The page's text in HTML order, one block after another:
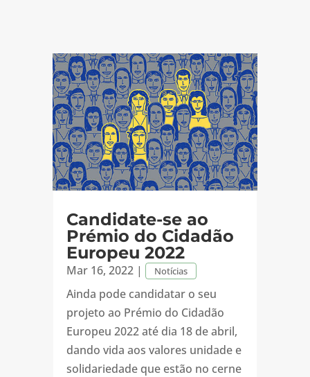
Candidate-se ao
Prémio do Cidadão
Europeu 2022
Mar 16, 2022| Notícias
Ainda pode candidatar o seu
projeto ao Prémio do Cidadão
Europeu 2022 até dia 18 de abril,
dando vida aos valores unidade e
solidariedade que estão no cerne